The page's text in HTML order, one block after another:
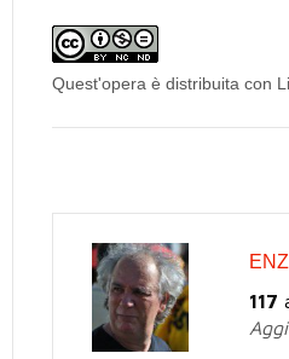
Quest'opera è distribuita con
117